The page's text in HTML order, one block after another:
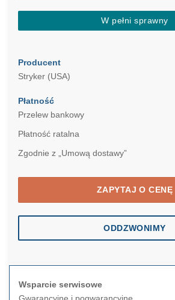
W pełni sprawny
Producent
Stryker (USA)
Płatność
Przelew bankowy
Płatność ratalna
Zgodnie z „Umową dostawy”
ZAPYTAJ O CENĘ
ODDZWONIMY
Wsparcie serwisowe